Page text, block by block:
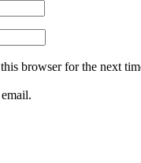
browser for the next